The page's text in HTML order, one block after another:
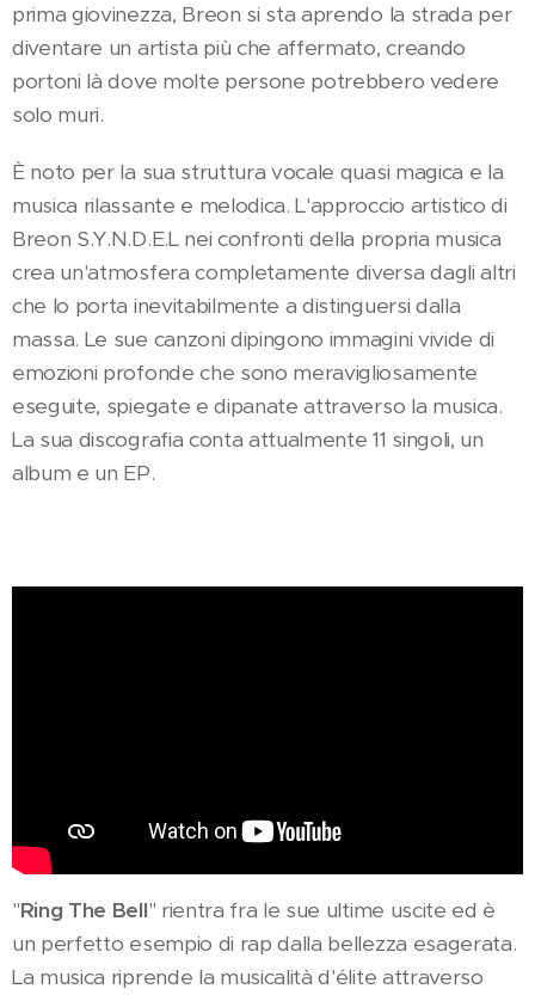
prima giovinezza, Breon si sta aprendo la strada per
diventare un artista più che affermato, creando
portoni là dove molte persone potrebbero vedere
solo muri.
È noto per la sua struttura vocale quasi magica e la
musica rilassante e melodica. L'approccio artistico di
Breon S.Y.N.D.E.L nei confronti della propria musica
crea un'atmosfera completamente diversa dagli altri
che lo porta inevitabilmente a distinguersi dalla
massa. Le sue canzoni dipingono immagini vivide di
emozioni profonde che sono meravigliosamente
eseguite, spiegate e dipanate attraverso la musica.
La sua discografia conta attualmente 11 singoli, un
album e un EP.
"Ring The Bell" rientra fra le sue ultime uscite ed è
un perfetto esempio di rap dalla bellezza esagerata.
La musica riprende la musicalità d'élite attraverso